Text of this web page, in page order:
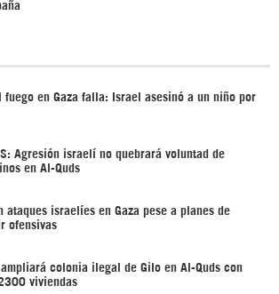
fuego en Gaza falla: Israel asesinó a un niño por
Agresión israelí no quebrará voluntad de
en Al-Quds
ataques israelíes en Gaza pese a planes de
ofensivas
ampliará colonia ilegal de Gilo en Al-Quds con
viviendas